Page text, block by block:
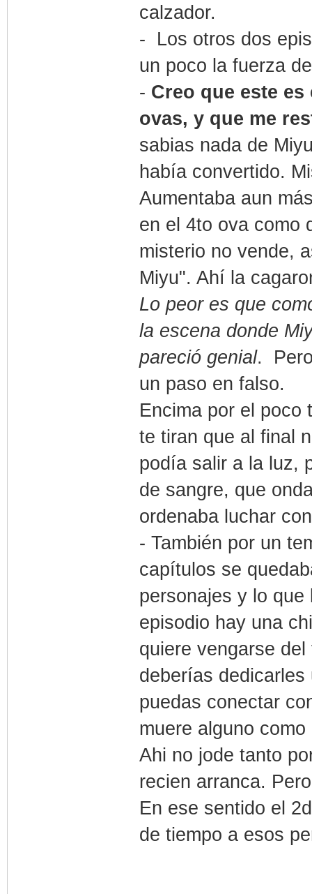
calzador.
- Los otros dos
un poco la fuerza
- Creo que este
ovas, y que me
sabias nada de
había convertido.
Aumentaba aun
en el 4to ova como
misterio no vende,
Miyu". Ahí la
Lo peor es que
la escena donde
pareció genial.
un paso en falso.
Encima por el poco
te tiran que al final
podía salir a la luz,
de sangre, que
ordenaba luchar
- También por un
capítulos se
personajes y lo
episodio hay una
quiere vengarse
deberías
puedas conectar
muere alguno
Ahi no jode tanto
recien arranca.
En ese sentido el
de tiempo a esos